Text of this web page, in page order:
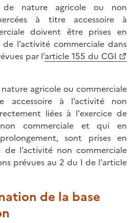
nature agricole ou non
à titre accessoire à
doivent être prises en
l’activité commerciale dans
par l’article 155 du CGI
agricole ou commerciale
accessoire à l’activité non
liées à l'exercice de
commerciale et qui en
sont prises en
l’activité non commerciale
prévues au 2 du I de l'article
de la base